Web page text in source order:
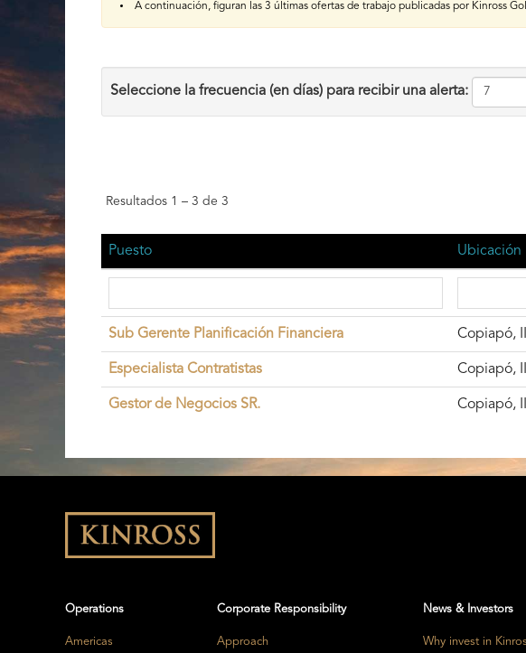
A continuación, figuran las 3 últimas ofertas de trabajo publicadas por Kinross
Seleccione la frecuencia (en días) para recibir una alerta:
Resultados 1 – 3 de 3
Puesto Ubicación
Sub Gerente Planificación Financiera Copiapó,
Especialista Contratistas Copiapó,
Gestor de Negocios SR. Copiapó,
Operations
Americas
Corporate Responsibility
Approach
News & Investors
Why invest in